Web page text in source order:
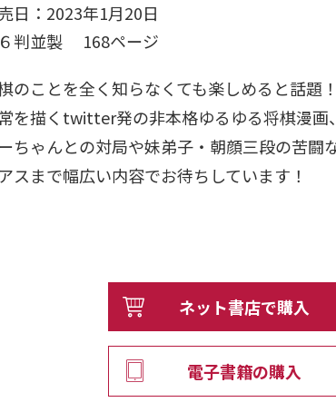
日：2023年1月20日
判並製 168ページ
のことを全く知らなくても楽しめると話
を描くtwitter発の非本格ゆるゆる将棋漫
ちゃんとの対局や妹弟子・朝顔三段の苦闘
スまで幅広い内容でお待ちしています！
ネット書店で購入
電子書籍の購入